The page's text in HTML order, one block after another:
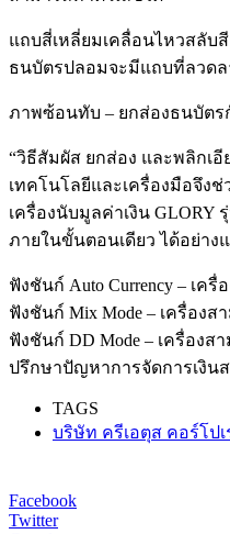
แถบสี่เหลี่ยมเคลื่อนไหวสลับ
ธนบัตรปลอมจะมีแถบที่ลวด
ภาพซ้อนทับ – ยกส่องธนบัตร
“วิธีสัมผัส ยกส่อง และพลิกเ
เทคโนโลยีและเครื่องมือจึง
เครื่องนับมูลค่าเงิน
ภายในขั้นตอนเดียว ได้อย่าง
ฟังชันก์ Auto Currency – เค
ฟังชันก์ Mix Mode – เครื่อง
ฟังชันก์ DD Mode – เครื่อง
ปรึกษาปัญหาการจัดการเงินส
TAGS
บริษัท ครีเอตุส คอร์โป
Facebook
Twitter